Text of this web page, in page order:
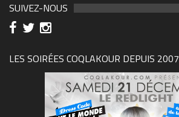
SUIVEZ-NOUS
LES SOIRÉES COQLAKOUR DEPUIS 2007